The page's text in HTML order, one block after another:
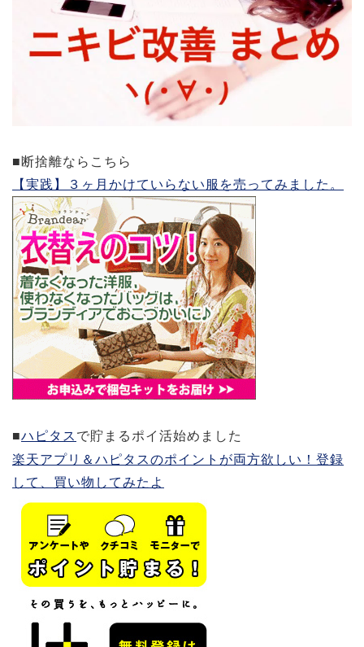
■断捨離ならこちら
【実践】３ヶ月かけていらない服を売ってみました。
■ハピタス で貯まるポイ活始めました
楽天アプリ＆ハピタスのポイントが両方欲しい！登録
して、買い物してみたよ